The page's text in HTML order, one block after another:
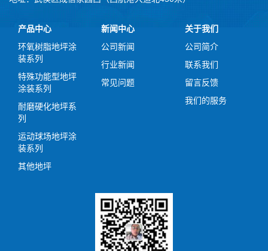
产品中心
环氧树脂地坪涂
装系列
特殊功能型地坪
涂装系列
耐磨硬化地坪系
列
运动球场地坪涂
装系列
其他地坪
新闻中心
公司新闻
行业新闻
常见问题
关于我们
公司简介
联系我们
留言反馈
我们的服务